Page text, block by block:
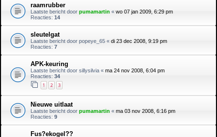
raamrubber
Laatste bericht door pumamartin « wo 07 jan 2009, 6:29 pm
Reacties: 14
sleutelgat
Laatste bericht door popeye_65 « di 23 dec 2008, 9:19 pm
Reacties: 7
APK-keuring
Laatste bericht door sillysilvia « ma 24 nov 2008, 6:04 pm
Reacties: 34
1 2 3
Nieuwe uitlaat
Laatste bericht door pumamartin « ma 03 nov 2008, 6:16 pm
Reacties: 9
Fus?ekogel??